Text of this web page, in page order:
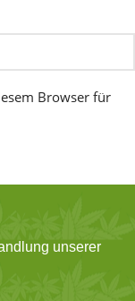
Browser für
unserer